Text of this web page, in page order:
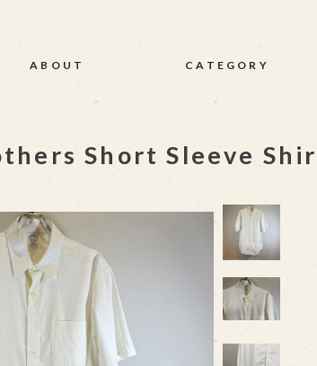
ABOUT CATEGORY
Short Sleeve